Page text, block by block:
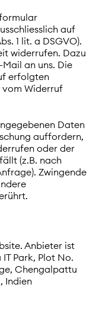
auf
1 lit. a DSGVO).
widerrufen. Dazu
an uns. Die
erfolgten
Widerruf
Daten
auffordern,
oder der
(z.B. nach
Zwingende
Anbieter ist
Park, Plot No.
Chengalpattu
Indien